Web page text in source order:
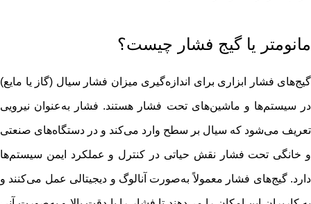
مانومتر یا گیج فشار چیست؟
گیج‌های فشار ابزاری برای اندازه‌گیری میزان فشار سیال (گاز یا مایع)
در سیستم‌ها و ماشین‌های تحت فشار هستند. فشار به‌عنوان نیرویی
تعریف می‌شود که سیال بر سطح وارد می‌کند و در دستگاه‌های صنعتی
و خانگی تحت فشار نقش حیاتی در کنترل و عملکرد ایمن سیستم‌ها
دارد. گیج‌های فشار معمولاً به‌صورت آنالوگ و دیجیتالی عمل می‌کنند و